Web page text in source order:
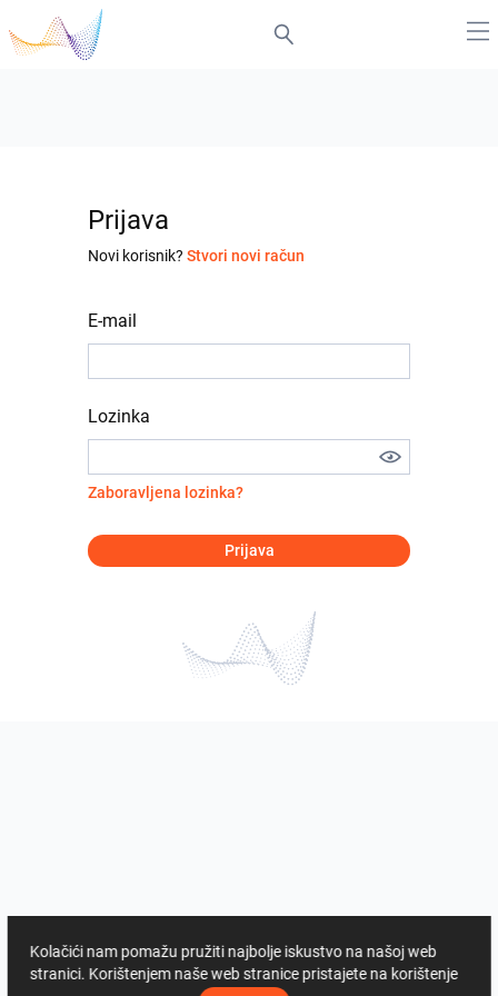
Prijava
Novi korisnik? Stvori novi račun
E-mail
Lozinka
Zaboravljena lozinka?
Prijava
Kolačići nam pomažu pružiti najbolje iskustvo na našoj web
stranici. Korištenjem naše web stranice pristajete na korištenje